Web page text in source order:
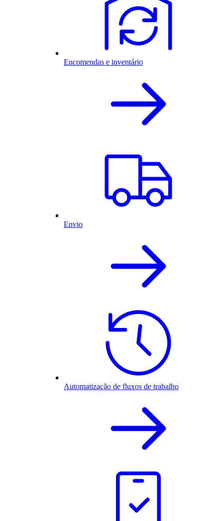
Encomendas e inventário
Envio
Automatização de fluxos de trabalho